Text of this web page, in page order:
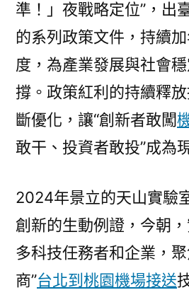
準！」夜戰略定位”，出
的系列政策文件，持續
度，為產業發展與社會
撐。政策紅利的持續釋
斷優化，讓“創新者敢闖
敢干、投資者敢投”成為
2024年景立的天山實驗
創新的生動例證，今朝
多科技任務者和企業，
商”台北到桃園機場接送